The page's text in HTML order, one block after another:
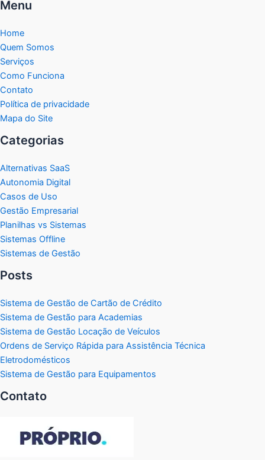
Menu
Home
Quem Somos
Serviços
Como Funciona
Contato
Política de privacidade
Mapa do Site
Categorias
Alternativas SaaS
Autonomia Digital
Casos de Uso
Gestão Empresarial
Planilhas vs Sistemas
Sistemas Offline
Sistemas de Gestão
Posts
Sistema de Gestão de Cartão de Crédito
Sistema de Gestão para Academias
Sistema de Gestão Locação de Veículos
Ordens de Serviço Rápida para Assistência Técnica
Eletrodomésticos
Sistema de Gestão para Equipamentos
Contato